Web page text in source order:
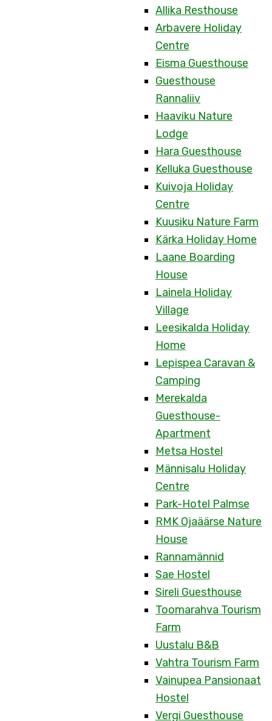
Allika Resthouse
Arbavere Holiday
Centre
Eisma Guesthouse
Guesthouse
Rannaliiv
Haaviku Nature
Lodge
Hara Guesthouse
Kelluka Guesthouse
Kuivoja Holiday
Centre
Kuusiku Nature Farm
Kärka Holiday Home
Laane Boarding
House
Lainela Holiday
Village
Leesikalda Holiday
Home
Lepispea Caravan &
Camping
Merekalda
Guesthouse-
Apartment
Metsa Hostel
Männisalu Holiday
Centre
Park-Hotel Palmse
RMK Ojaäärse Nature
House
Rannamännid
Sae Hostel
Sireli Guesthouse
Toomarahva Tourism
Farm
Uustalu B&B
Vahtra Tourism Farm
Vainupea Pansionaat
Hostel
Vergi Guesthouse